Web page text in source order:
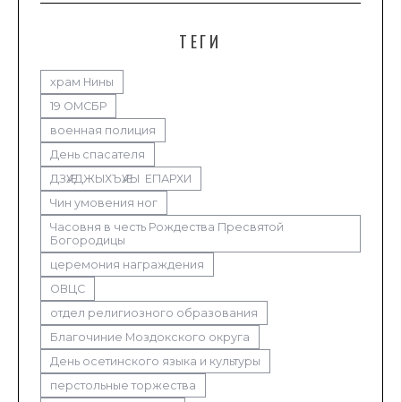
ТЕГИ
храм Нины
19 ОМСБР
военная полиция
День спасателя
ДЗӔУДЖЫХЪӔУЫ ЕПАРХИ
Чин умовения ног
Часовня в честь Рождества Пресвятой
Богородицы
церемония награждения
ОВЦС
отдел религиозного образования
Благочиние Моздокского округа
День осетинского языка и культуры
перстольные торжества